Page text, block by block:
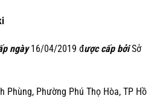
ngày16/04/2019 được cấp bởiSở
Phường Phú Thọ Hòa, TP Hồ